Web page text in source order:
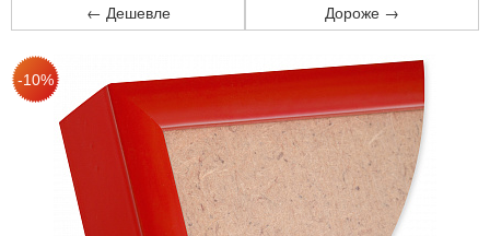
← Дешевле Дороже →